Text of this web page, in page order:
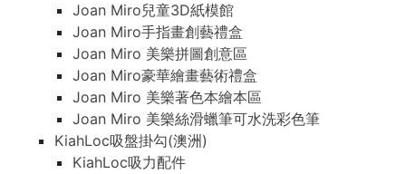
Joan Miro兒童3D紙模館
Joan Miro手指畫創藝禮盒
Joan Miro 美樂拼圖創意區
Joan Miro豪華繪畫藝術禮盒
Joan Miro 美樂著色本繪本區
Joan Miro 美樂絲滑蠟筆可水洗彩色筆
KiahLoc吸盤掛勾(澳洲)
KiahLoc吸力配件